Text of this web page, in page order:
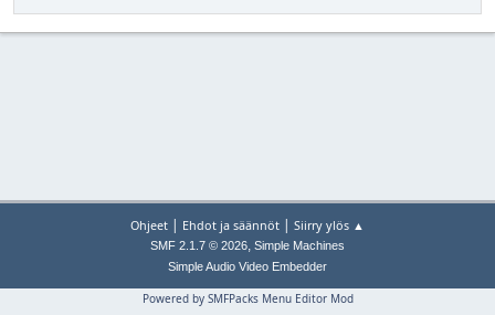
Ohjeet | Ehdot ja säännöt | Siirry ylös ▲
SMF 2.1.7 © 2026, Simple Machines
Simple Audio Video Embedder
Powered by SMFPacks Menu Editor Mod